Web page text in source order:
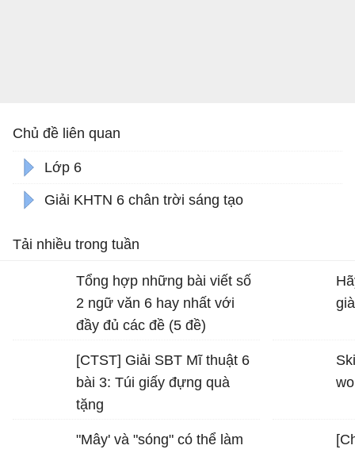
Chủ đề liên quan
Lớp 6
Giải KHTN 6 chân trời sáng tạo
Tải nhiều trong tuần
Tổng hợp những bài viết số
2 ngữ văn 6 hay nhất với
đầy đủ các đề (5 đề)
[CTST] Giải SBT Mĩ thuật 6
bài 3: Túi giấy đựng quà
tặng
"Mây' và "sóng" có thể làm